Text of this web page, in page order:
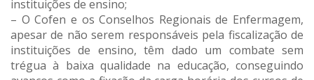
instituições de ensino;
– O Cofen e os Conselhos Regionais de Enfermagem,
apesar de não serem responsáveis pela fiscalização de
instituições de ensino, têm dado um combate sem
trégua à baixa qualidade na educação, conseguindo